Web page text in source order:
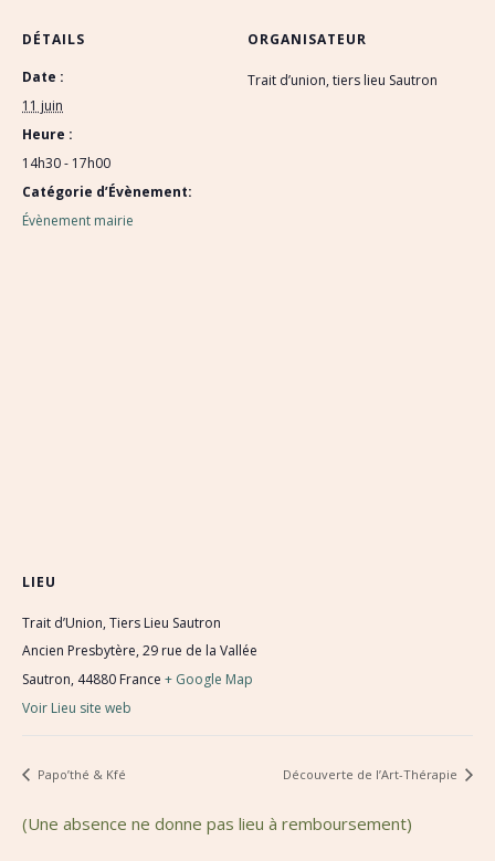
DÉTAILS
Date :
11 juin
Heure :
14h30 - 17h00
Catégorie d’Évènement:
Évènement mairie
ORGANISATEUR
Trait d’union, tiers lieu Sautron
LIEU
Trait d’Union, Tiers Lieu Sautron
Ancien Presbytère, 29 rue de la Vallée
Sautron, 44880 France + Google Map
Voir Lieu site web
Papo’thé & Kfé Découverte de l’Art-Thérapie
(Une absence ne donne pas lieu à remboursement)